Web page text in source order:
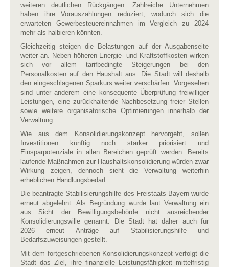
weiteren deutlichen Rückgängen. Zahlreiche Unternehmen
haben ihre Vorauszahlungen reduziert, wodurch sich die
erwarteten Gewerbesteuereinnahmen im Vergleich zu 2024
mehr als halbieren könnten.
Gleichzeitig steigen die Belastungen auf der Ausgabenseite
weiter an. Neben höheren Energie- und Kraftstoffkosten wirken
sich vor allem tarifbedingte Steigerungen bei den
Personalkosten auf den Haushalt aus. Die Stadt will deshalb
den eingeschlagenen Sparkurs weiter verschärfen. Vorgesehen
sind unter anderem eine konsequente Überprüfung freiwilliger
Leistungen, eine zurückhaltende Nachbesetzung freier Stellen
sowie weitere organisatorische Optimierungen innerhalb der
Verwaltung.
Wie aus dem Konsolidierungskonzept hervorgeht, sollen
Investitionen künftig noch stärker priorisiert und
Einsparpotenziale in allen Bereichen geprüft werden. Bereits
laufende Maßnahmen zur Haushaltskonsolidierung würden zwar
Wirkung zeigen, dennoch sieht die Verwaltung weiterhin
erheblichen Handlungsbedarf.
Die beantragte Stabilisierungshilfe des Freistaats Bayern wurde
erneut abgelehnt. Als Begründung wurde laut Verwaltung ein
aus Sicht der Bewilligungsbehörde nicht ausreichender
Konsolidierungswille genannt. Die Stadt hat daher auch für
2026 erneut Anträge auf Stabilisierungshilfe und
Bedarfszuweisungen gestellt.
Mit dem fortgeschriebenen Konsolidierungskonzept verfolgt die
Stadt das Ziel, ihre finanzielle Leistungsfähigkeit mittelfristig